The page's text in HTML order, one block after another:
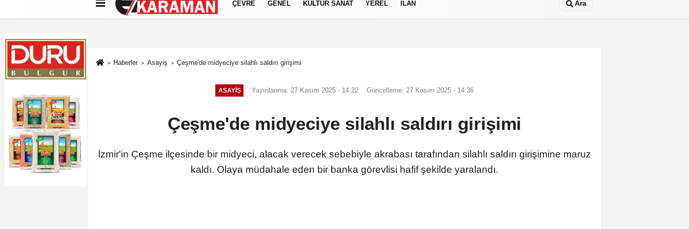
Künye İletişim Çerez Politikası Gizlilik İlkeleri
ÇEVRE GENEL KÜLTÜR SANAT YEREL İLAN Ara
Haberler Asayiş Çeşme'de midyeciye silahlı saldırı girişimi
ASAYIŞ Yayınlanma: 27 Kasım 2025 - 14:22 Güncelleme: 27 Kasım 2025 - 14:36
Çeşme'de midyeciye silahlı saldırı girişimi
İzmir'in Çeşme ilçesinde bir midyeci, alacak verecek sebebiyle akrabası tarafından silahlı saldırı girişimine maruz
kaldı. Olaya müdahale eden bir banka görevlisi hafif şekilde yaralandı.